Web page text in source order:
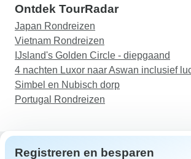
Ontdek TourRadar
Japan Rondreizen
Vietnam Rondreizen
IJsland's Golden Circle - diepgaand
4 nachten Luxor naar Aswan inclusief
Simbel en Nubisch dorp
Portugal Rondreizen
Registreren en besparen